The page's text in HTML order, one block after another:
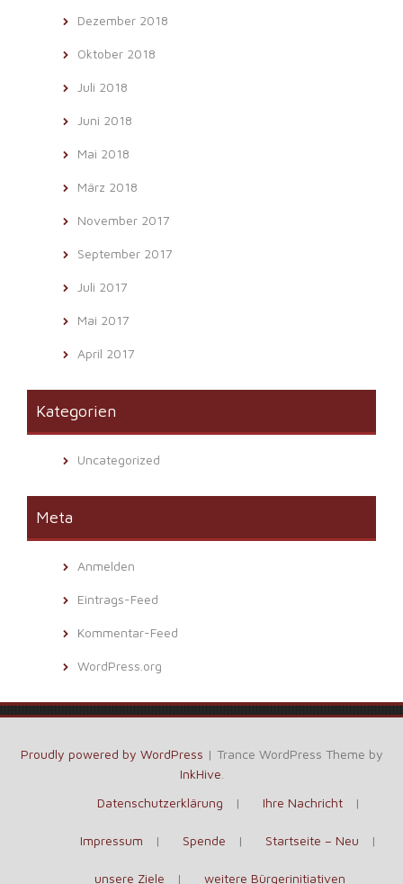
Dezember 2018
Oktober 2018
Juli 2018
Juni 2018
Mai 2018
März 2018
November 2017
September 2017
Juli 2017
Mai 2017
April 2017
Kategorien
Uncategorized
Meta
Anmelden
Eintrags-Feed
Kommentar-Feed
WordPress.org
Proudly powered by WordPress | Trance WordPress Theme by
InkHive
Datenschutzerklärung
Ihre Nachricht
Impressum Spende Startseite – Neu
unsere Ziele weitere Bürgerinitiativen